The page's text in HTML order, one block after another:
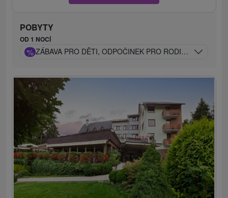
POBYTY
OD 1 NOCÍ
% ZÁBAVA PRO DĚTI, ODPOČINEK PRO RODIČE: POBYT